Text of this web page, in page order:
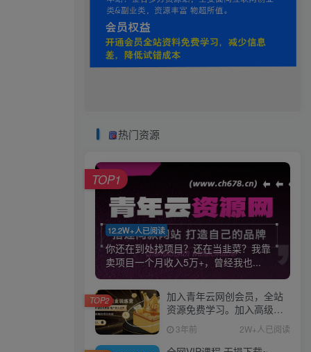
热门资源
12.2W+人已阅读
你还在到处找项目？还在当韭菜？我靠
卖项目一个月收入5万+，曾经我也...
TOP1
加入青年云网创会员，全站
资源免费学习。加入高级合
伙人，推广日入1000+
3年前 2W+人已阅读
TOP2